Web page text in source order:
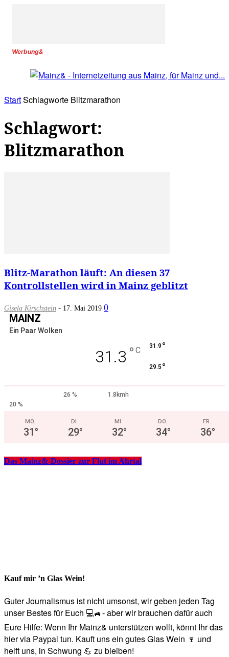
Werbung&
StartSchlagworte Blitzmarathon
Schlagwort:
Blitzmarathon
Blitz-Marathon läuft: An diesen 37
Kontrollstellen wird in Mainz geblitzt
Gisela Kirschstein - 17. Mai 2019 0
MAINZ
Ein Paar Wolken
31.3 ° C 31.9 °
29.5 °
26 %
1.8kmh
20 %
MO.
31°
DI.
29°
MI.
32°
DO.
34°
FR.
36°
Das Mainz&-Dossier zur Flut im Ahrtal
Kauf mir ’n Glas Wein!
Guter Journalismus ist nicht umsonst, wir geben jeden Tag
unser Bestes für Euch 💻🚙- aber wir brauchen dafür auch
Eure Hilfe: Wenn Ihr Mainz& unterstützen wollt, könnt Ihr das
hier via Paypal tun. Kauft uns ein gutes Glas Wein 🍷 und
helft uns, in Schwung 💪 zu bleiben!